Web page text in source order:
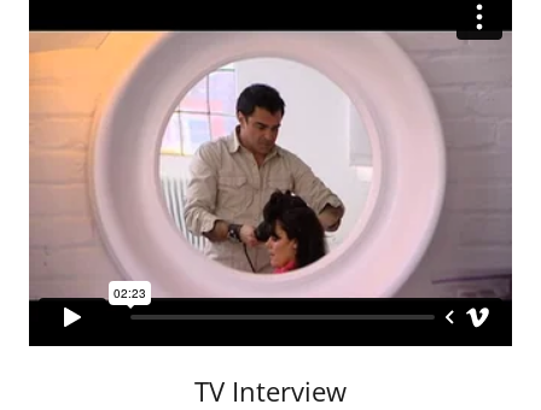
TV Interview